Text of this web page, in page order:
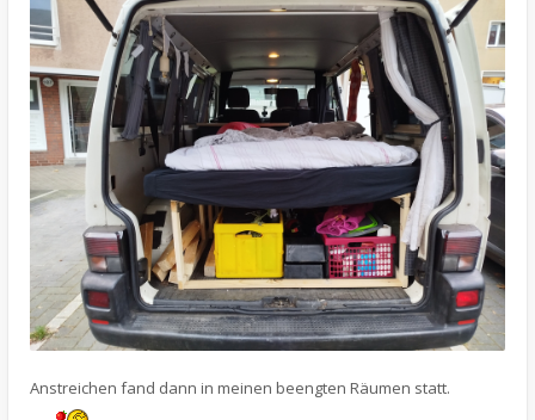
Anstreichen fand dann in meinen beengten Räumen statt.